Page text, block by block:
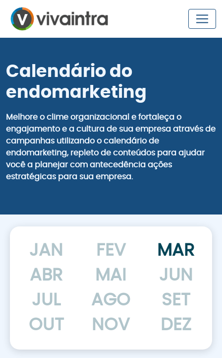
Calendário do
endomarketing
Melhore o clime organizacional e fortaleça o
engajamento e a cultura de sua empresa através de
campanhas utilizando o calendário de
endomarketing, repleto de conteúdos para ajudar
você a planejar com antecedência ações
estratégicas para sua empresa.
JAN FEV
MAR
ABR
MAI
JUN
JUL
AGO
SET
OUT
NOV DEZ